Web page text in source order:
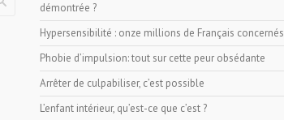
démontrée ?
Hypersensibilité : onze millions de Français concernés
Phobie d’impulsion: tout sur cette peur obsédante
Arrêter de culpabiliser, c’est possible
L’enfant intérieur, qu’est-ce que c’est ?